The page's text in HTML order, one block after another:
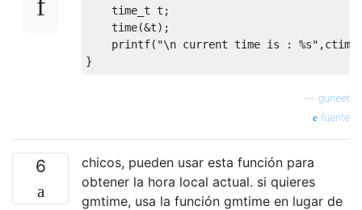
time_t t ;
    time
(&t);
    printf
( "\n current time is : %s" ,ctime
}
guneet
fuente
6
chicos, pueden usar esta función para
obtener la hora local actual. si quieres
gmtime, usa la función gmtime en lugar de